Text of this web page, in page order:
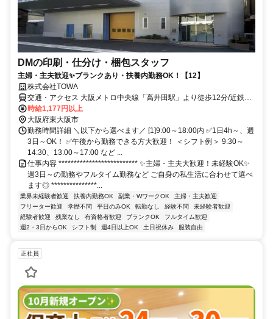
DMの印刷・仕分け・梱包スタッフ
主婦・主夫歓迎✨ブランクあり・扶養内勤務OK！【12】
株式会社TOWA
交通・アクセス 大阪メトロ中央線「高井田駅」より徒歩12分/近鉄奈
良線「布施駅」より徒歩20分
時給1,177円以上
大阪府東大阪市
勤務時間詳細 ＼以下から選べます／ [1]9:00～18:00内 ✅1日4h～、週
3日～OK！ ✅午後から勤務できる方大歓迎！ ＜シフト例＞ 9:30～
14:30、13:00～17:00 など ...
仕事内容 ************************** ✨主婦・主夫大歓迎！未経験OK✨
週3日～の勤務やフルタイム勤務など ご自身の私生活に合わせて選べ
ます◎ ***************...
業界未経験者歓迎 扶養内勤務OK 副業・WワークOK
主婦・主夫歓迎
フリーター歓迎
学歴不問 平日のみOK 転勤なし 経験不問
未経験者歓迎
経験者歓迎
残業なし 有資格者歓迎 ブランクOK
フルタイム歓迎
週2・3日からOK
シフト制 週4日以上OK 土日祝休み 服装自由
正社員